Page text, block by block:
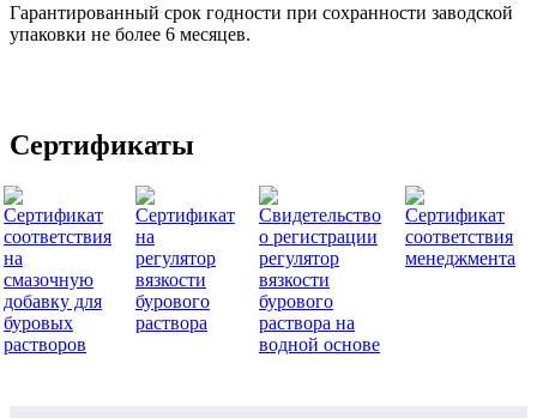
Гарантированный срок годности при сохранности заводской
упаковки не более 6 месяцев.
Сертификаты